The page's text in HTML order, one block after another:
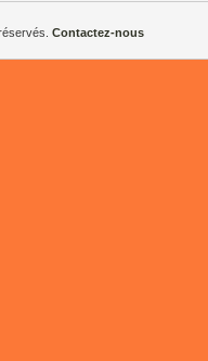
Contactez-nous